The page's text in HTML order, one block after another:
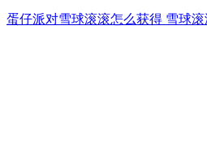
蛋仔派对雪球滚滚怎么获得 雪球